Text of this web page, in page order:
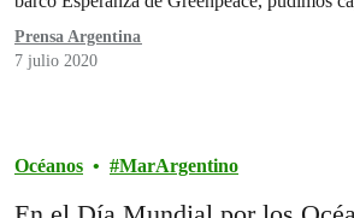
Prensa Argentina
7 julio 2020
Océanos MarArgentino